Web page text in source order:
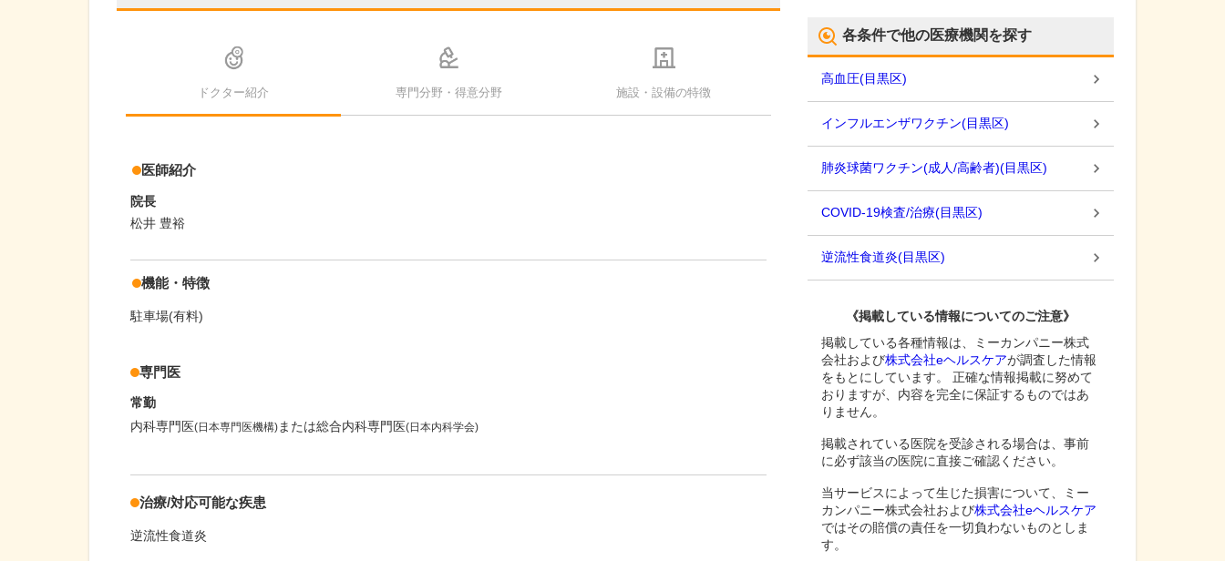
ドクター紹介 専門分野・得意分野 施設・設備の特徴
医師紹介
院長
松井 豊裕
機能・特徴
駐車場(有料)
専門医
常勤
内科専門医(日本専門医機構)または総合内科専門医(日本内科学会)
治療/対応可能な疾患
逆流性食道炎
各条件で他の医療機関を探す
高血圧(目黒区)
インフルエンザワクチン(目黒区)
肺炎球菌ワクチン(成人/高齢者)(目黒区)
COVID-19検査/治療(目黒区)
逆流性食道炎(目黒区)
《掲載している情報についてのご注意》
掲載している各種情報は、ミーカンパニー株式
会社および株式会社eヘルスケアが調査した情報
をもとにしています。 正確な情報掲載に努めて
おりますが、内容を完全に保証するものではあ
りません。
掲載されている医院を受診される場合は、事前
に必ず該当の医院に直接ご確認ください。
当サービスによって生じた損害について、ミー
カンパニー株式会社および株式会社eヘルスケア
ではその賠償の責任を一切負わないものとしま
す。